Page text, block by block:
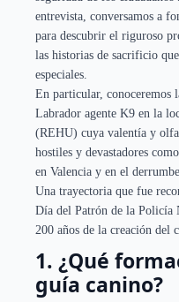
entrevista, conversamos a
para descubrir el riguroso
las historias de sacrificio
especiales.
En particular, conoceremos
Labrador agente K9 en la
(REHU) cuya valentía y
hostiles y devastadores
en Valencia y en el
Una trayectoria que fue
Día del Patrón de la Policía
200 años de la creación del
1. ¿Qué
guía canino?